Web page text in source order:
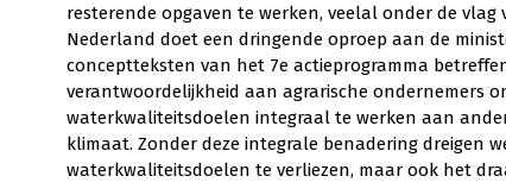
resterende opgaven te werken, veelal onder de vlag
Nederland doet een dringende oproep aan de
conceptteksten van het 7e actieprogramma
verantwoordelijkheid aan agrarische ondernemers
waterkwaliteitsdoelen integraal te werken aan
klimaat. Zonder deze integrale benadering dreigen
waterkwaliteitsdoelen te verliezen, maar ook het